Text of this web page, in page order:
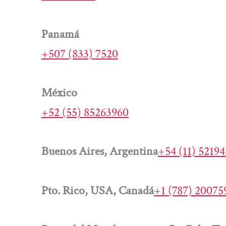
Panamá
+507 (833) 7520
México
+52 (55) 85263960
Buenos Aires, Argentina+54 (11)
Pto. Rico, USA, Canadá+1 (787)